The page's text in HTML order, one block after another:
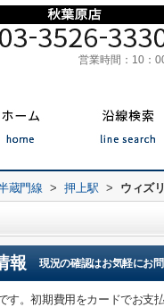
営業時間： 10：
蔵門線 > 押上駅 > ウィズ
報 現況の確認はお気軽にお
す。初期費用をカードでお支